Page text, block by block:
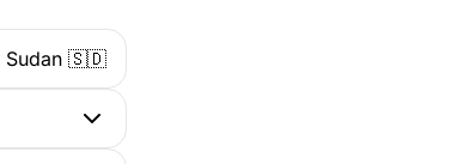
Sudan 🇸🇩